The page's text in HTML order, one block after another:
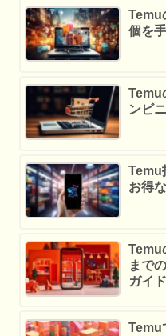
Temu
個を
Temu
ンビ
Temu
お得
Temu
まで
ガイド
Temu